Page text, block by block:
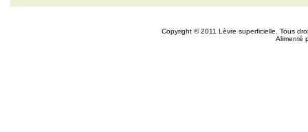
Copyright © 2011 Lèvre superficielle. Tous
Alimenté